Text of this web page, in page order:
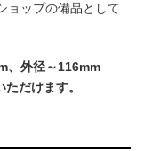
ョップの備品として
、外径～116mm
だけます。